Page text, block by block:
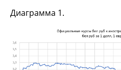
Диаграмма 1.